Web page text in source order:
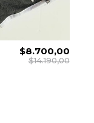
$8.700,00
$14.190,00